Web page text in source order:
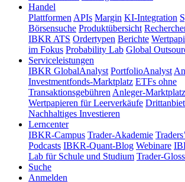
Handel
Plattformen APIs Margin KI-Integration
Börsensuche Produktübersicht
IBKR ATS Ordertypen Berichte
im Fokus Probability Lab Global
Serviceleistungen
IBKR GlobalAnalyst PortfolioAnalyst
Investmentfonds-Marktplatz ETFs ohne
Transaktionsgebühren Anleger-Marktplatz
Wertpapieren für Leerverkäufe
Nachhaltiges Investieren
Lerncenter
IBKR-Campus Trader-Akademie
Podcasts IBKR-Quant-Blog Webinare
Lab für Schule und Studium Trader-
Suche
Anmelden